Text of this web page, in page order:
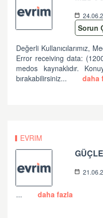
Sorun
Değerli Kullanıcılarımız,
Error receiving data:
medos kaynaklıdır.
bırakabilirsiniz...
daha
EVRIM
...
daha fazla